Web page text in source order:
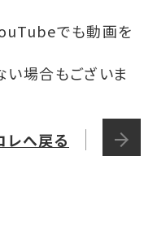
でも動画を
場合もございま
レへ戻る